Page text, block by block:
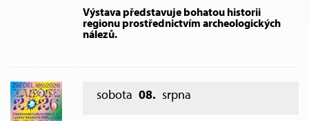
Výstava představuje bohatou historii
regionu prostřednictvím archeologických
nálezů.
sobota 08. srpna